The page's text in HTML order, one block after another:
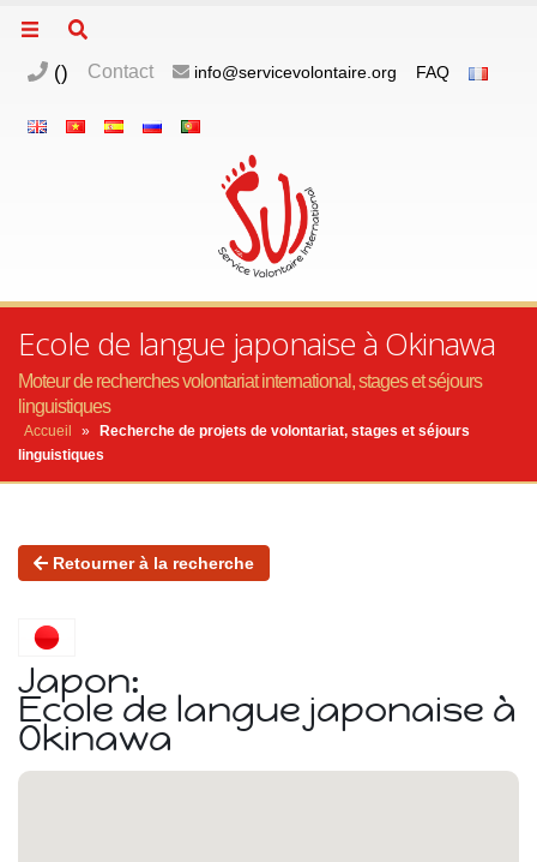
() Contact info@servicevolontaire.org FAQ
Ecole de langue japonaise à Okinawa
Moteur de recherches volontariat international, stages et séjours
linguistiques
Accueil »
Recherche de projets de volontariat, stages et séjours
linguistiques
Retourner à la recherche
Japon:
Ecole de langue japonaise à
Okinawa